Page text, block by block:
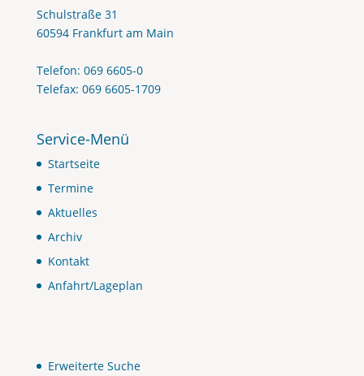
Schulstraße 31
60594 Frankfurt am Main
Telefon: 069 6605-0
Telefax: 069 6605-1709
Service-Menü
Startseite
Termine
Aktuelles
Archiv
Kontakt
Anfahrt/Lageplan
Erweiterte Suche